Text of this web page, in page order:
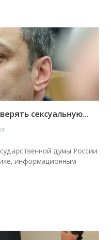
сексуальную...
думы России
информационным